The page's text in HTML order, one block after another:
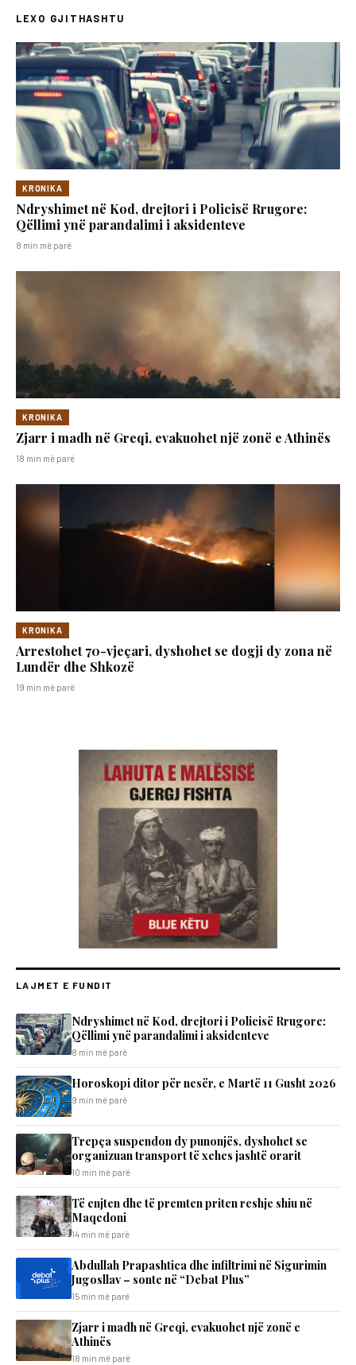
LEXO GJITHASHTU
KRONIKA
Ndryshimet në Kod, drejtori i Policisë Rrugore:
Qëllimi ynë parandalimi i aksidenteve
8 min më parë
KRONIKA
Zjarr i madh në Greqi, evakuohet një zonë e Athinës
18 min më parë
KRONIKA
Arrestohet 70-vjeçari, dyshohet se dogji dy zona në
Lundër dhe Shkozë
19 min më parë
LAJMET E FUNDIT
Ndryshimet në Kod, drejtori i Policisë Rrugore:
Qëllimi ynë parandalimi i aksidenteve
8 min më parë
Horoskopi ditor për nesër, e Martë 11 Gusht 2026
9 min më parë
Trepça suspendon dy punonjës, dyshohet se
organizuan transport të xehes jashtë orarit
10 min më parë
Të enjten dhe të premten priten reshje shiu në
Maqedoni
14 min më parë
Abdullah Prapashtica dhe infiltrimi në Sigurimin
Jugosllav – sonte në “Debat Plus”
15 min më parë
Zjarr i madh në Greqi, evakuohet një zonë e
Athinës
18 min më parë